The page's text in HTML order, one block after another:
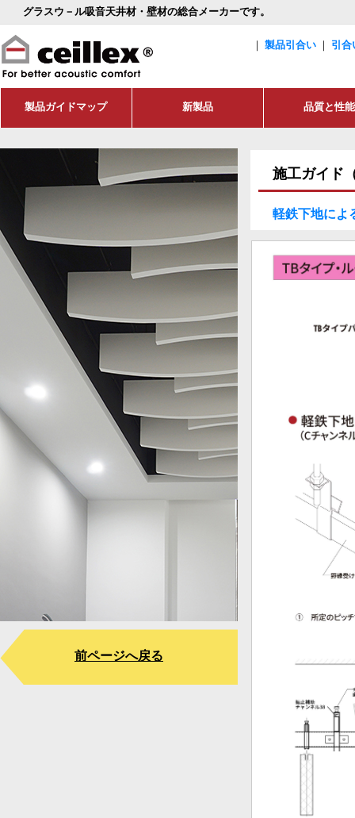
前ページへ戻る
施工ガイド
軽鉄下地によ